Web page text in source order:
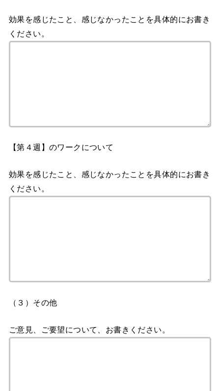
効果を感じたこと、感じなかったことを具体的にお書き
ください。
【第４週】のワークについて
効果を感じたこと、感じなかったことを具体的にお書き
ください。
（３）その他
ご意見、ご要望について、お書きください。